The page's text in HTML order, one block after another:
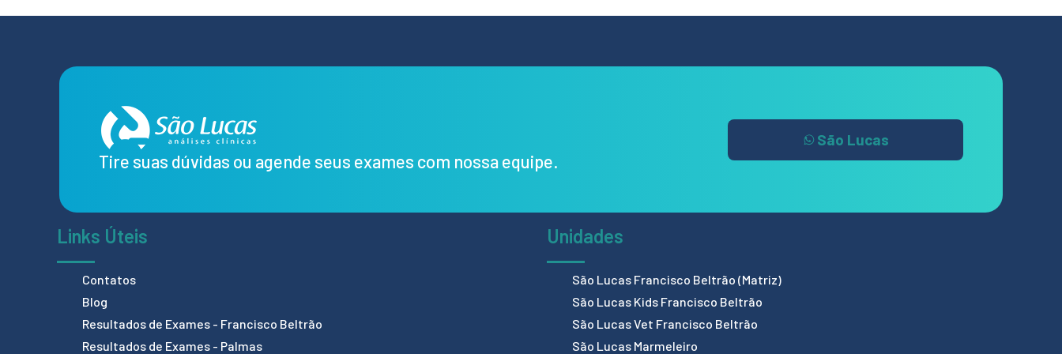
Tire suas dúvidas ou agende seus exames com nossa equipe.
São Lucas
Links Úteis
Contatos
Blog
Resultados de Exames - Francisco Beltrão
Resultados de Exames - Palmas
Unidades
São Lucas Francisco Beltrão (Matriz)
São Lucas Kids Francisco Beltrão
São Lucas Vet Francisco Beltrão
São Lucas Marmeleiro